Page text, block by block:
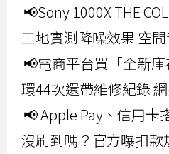
📢Sony 1000X THE
工地實測降噪效果 空
📢電商平台買「全新
環44次還帶維修紀錄
📢 Apple Pay、信用卡
沒刷到嗎？官方曝扣款